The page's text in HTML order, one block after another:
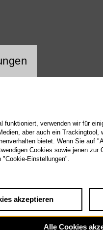
funktioniert, verwenden wir für
aber auch ein
bietet. Wenn Sie auf
Cookies sowie jenen zur
Einstellungen".
akzeptieren
Alle Cookies